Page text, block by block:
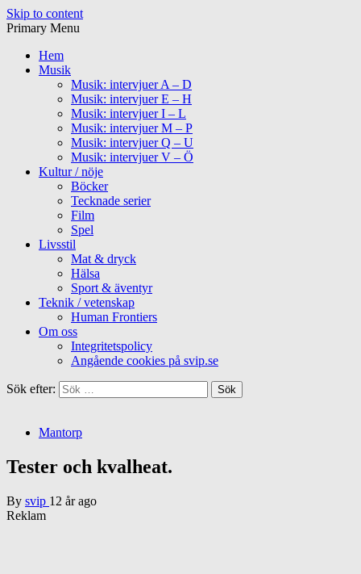
Skip to content
Primary Menu
Hem
Musik
Musik: intervjuer A – D
Musik: intervjuer E – H
Musik: intervjuer I – L
Musik: intervjuer M – P
Musik: intervjuer Q – U
Musik: intervjuer V – Ö
Kultur / nöje
Böcker
Tecknade serier
Film
Spel
Livsstil
Mat & dryck
Hälsa
Sport & äventyr
Teknik / vetenskap
Human Frontiers
Om oss
Integritetspolicy
Angående cookies på svip.se
Sök efter:
Mantorp
Tester och kvalheat.
By svip 12 år ago
Reklam